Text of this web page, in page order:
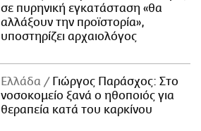
σε πυρηνική εγκατάσταση «θα
αλλάξουν την προϊστορία»,
υποστηρίζει αρχαιολόγος
Ελλάδα
Γιώργος Παράσχος: Στο
νοσοκομείο ξανά ο ηθοποιός για
θεραπεία κατά του καρκίνου